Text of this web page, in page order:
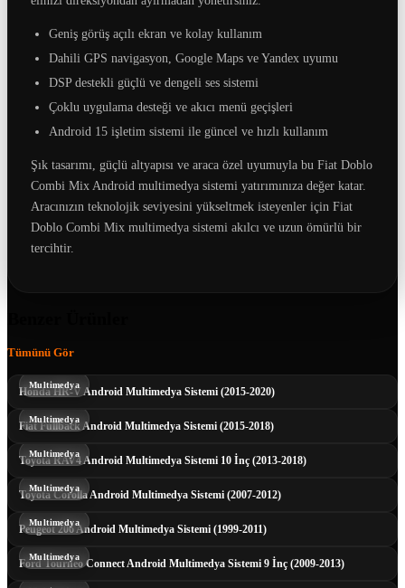
Geniş görüş açılı ekran ve kolay kullanım
Dahili GPS navigasyon, Google Maps ve Yandex uyumu
DSP destekli güçlü ve dengeli ses sistemi
Çoklu uygulama desteği ve akıcı menü geçişleri
Android 15 işletim sistemi ile güncel ve hızlı kullanım
Şık tasarımı, güçlü altyapısı ve araca özel uyumuyla bu Fiat Doblo
Combi Mix Android multimedya sistemi yatırımınıza değer katar.
Aracınızın teknolojik seviyesini yükseltmek isteyenler için Fiat
Doblo Combi Mix multimedya sistemi akılcı ve uzun ömürlü bir
tercihtir.
Tümünü Gör
Honda HR-V Android Multimedya Sistemi (2015-2020)
Multimedya
Fiat Fullback Android Multimedya Sistemi (2015-2018)
Multimedya
Toyota RAV4 Android Multimedya Sistemi 10 İnç (2013-2018)
Multimedya
Toyota Corolla Android Multimedya Sistemi (2007-2012)
Multimedya
Peugeot 206 Android Multimedya Sistemi (1999-2011)
Multimedya
Ford Tourneo Connect Android Multimedya Sistemi 9 İnç (2009-2013)
Multimedya